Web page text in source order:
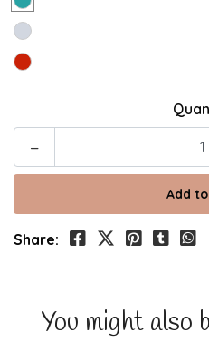
-
Share:
You might also